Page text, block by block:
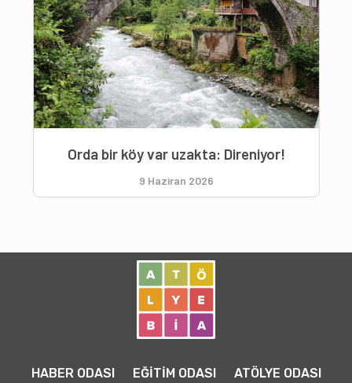
Orda bir köy var uzakta: Direniyor!
9 Haziran 2026
HABER ODASI EĞİTİM ODASI
ATÖLYE ODASI